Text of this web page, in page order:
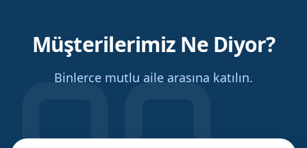
Müşterilerimiz Ne Diyor?
Binlerce mutlu aile arasına katılın.